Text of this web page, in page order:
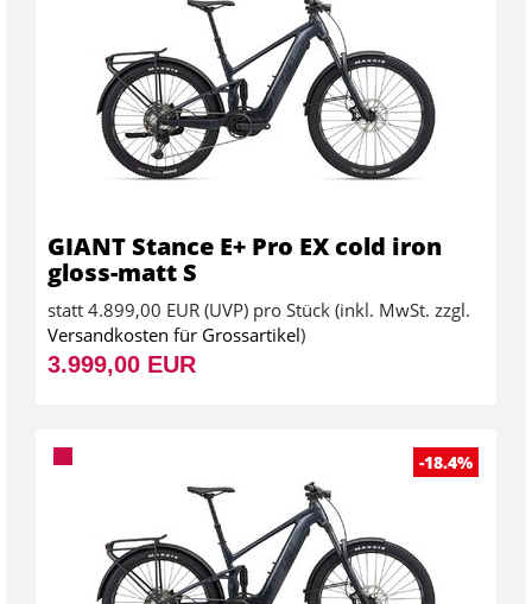
GIANT Stance E+ Pro EX cold iron
gloss-matt S
statt 4.899,00 EUR (UVP) pro Stück (inkl. MwSt. zzgl.
Versandkosten für Grossartikel)
3.999,00 EUR
-18.4%